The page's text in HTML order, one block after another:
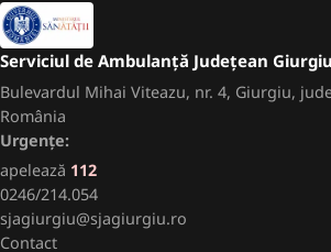
Serviciul de Ambulanță Județean Giurgiu
Bulevardul Mihai Viteazu, nr. 4, Giurgiu,
România
Urgențe:
apelează 112
0246/214.054
sjagiurgiu@sjagiurgiu.ro
Contact